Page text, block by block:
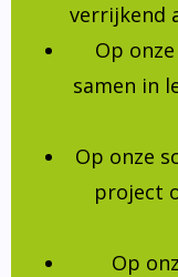
verrijkend
Op
samen in
Op onze
project
Op